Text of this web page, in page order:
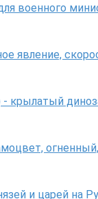
военного
явление,
- крылатый
и царей на